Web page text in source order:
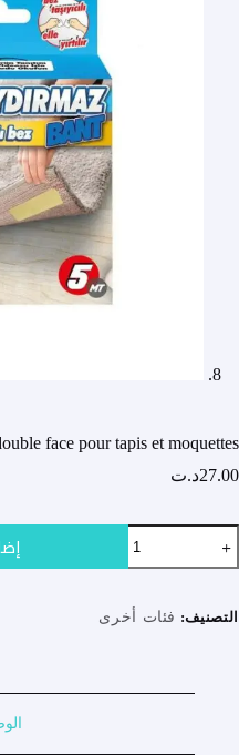
face pour tapis et moquettes
27.00د.ت
Scotch
adhésif
double
face
التصنيف: فئات أخرى